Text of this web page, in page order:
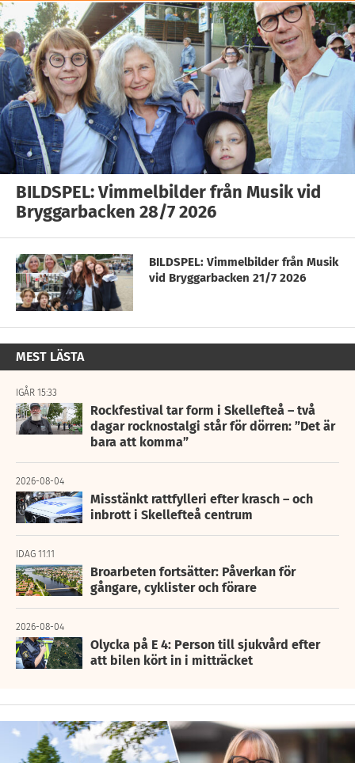
BILDSPEL: Vimmelbilder från Musik vid
Bryggarbacken 28/7 2026
BILDSPEL: Vimmelbilder från Musik
vid Bryggarbacken 21/7 2026
MEST LÄSTA
IGÅR 15:33
Rockfestival tar form i Skellefteå – två
dagar rocknostalgi står för dörren: ”Det är
bara att komma”
2026-08-04
Misstänkt rattfylleri efter krasch – och
inbrott i Skellefteå centrum
IDAG 11:11
Broarbeten fortsätter: Påverkan för
gångare, cyklister och förare
2026-08-04
Olycka på E 4: Person till sjukvård efter
att bilen kört in i mitträcket